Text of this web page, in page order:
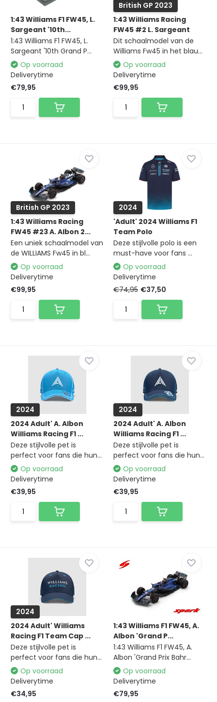
1:43 Williams F1 FW45, L.
Sargeant '10th...
1:43 Williams F1 FW45, L.
Sargeant '10th Grand P...
Op voorraad
Deliverytime
€79,95
British GP 2023
1:43 Williams Racing
FW45 #2 L. Sargeant
Dit schaalmodel van de
Williams Fw45 in het blau...
Op voorraad
Deliverytime
€99,95
British GP 2023
1:43 Williams Racing
FW45 #23 A. Albon 2...
Een uniek schaalmodel van
de WILLIAMS Fw45 in bl...
Op voorraad
Deliverytime
€99,95
2024
'Adult' 2024 Williams F1
Team Polo
Deze stijlvolle polo is een
must-have voor fans ...
Op voorraad
Deliverytime
€74,95 €37,50
2024
2024 Adult' A. Albon
Williams Racing F1 ...
Deze stijlvolle pet is
perfect voor fans die hun...
Op voorraad
Deliverytime
€39,95
2024
2024 Adult' A. Albon
Williams Racing F1 ...
Deze stijlvolle pet is
perfect voor fans die hun...
Op voorraad
Deliverytime
€39,95
2024
2024 Adult' Williams
Racing F1 Team Cap ...
Deze stijlvolle pet is
perfect voor fans die hun...
Op voorraad
Deliverytime
€34,95
1:43 Williams F1 FW45, A.
Albon 'Grand P...
1:43 Williams F1 FW45, A.
Albon 'Grand Prix Bahr...
Op voorraad
Deliverytime
€79,95